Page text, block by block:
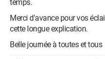
temps.
Merci d'avance pour vos
cette longue explication.
Belle journée à toutes et tous